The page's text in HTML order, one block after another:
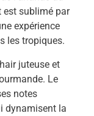
est sublimé par
expérience
les tropiques.
juteuse et
Le
notes
dynamisent la